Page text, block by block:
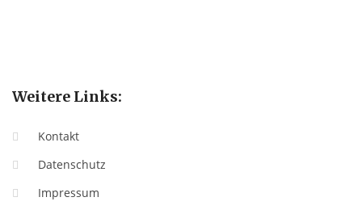
Weitere Links:
Kontakt
Datenschutz
Impressum